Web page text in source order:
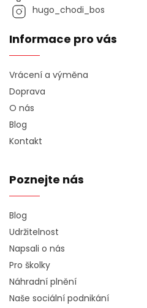
hugo_chodi_bos
Informace pro vás
Vrácení a výměna
Doprava
O nás
Blog
Kontakt
Poznejte nás
Blog
Udržitelnost
Napsali o nás
Pro školky
Náhradní plnění
Naše sociální podnikání